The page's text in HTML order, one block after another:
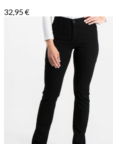
32,95€